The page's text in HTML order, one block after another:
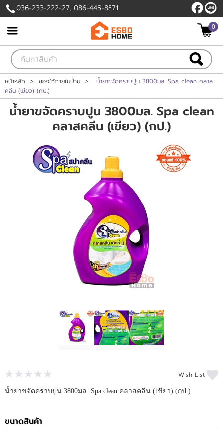
เข้าสู่ระบบ สมัครสมาชิก
สินค้าที่สนใจ ( 0 )
หน้าหลัก
โปรโมชั่นวันนี้
ขั้นตอนการสั่งซื้อ
036-233-222-27, 086-445-8571
0
หน้าหลัก > ของใช้ภายในบ้าน >
น้ำยาขจัดคราบปูน 3800มล. Spa clean คลาส
คลีน (เขียว) (กป.)
น้ำยาขจัดคราบปูน 3800มล. Spa clean
คลาสคลีน (เขียว) (กป.)
Wish List
น้ำยาขจัดคราบปูน 3800มล. Spa clean คลาสคลีน (เขียว) (กป.)
ขนาดสินค้า